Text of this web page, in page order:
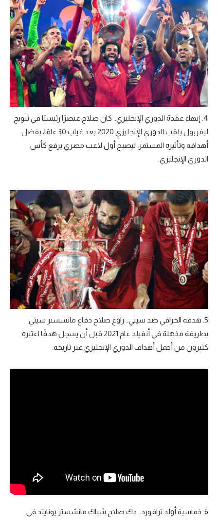
4. إنهاء عقدة الدوري الإنجليزي.. كان صلاح عنصرًا رئيسيًا في تتويج
ليفربول بلقب الدوري الإنجليزي 2020 بعد غياب 30 عامًا، بفضل
أهدافه وتأثيره المستمر، ليصبح أول لاعب مصري يرفع كأس
الدوري الإنجليزي.
5. هدفه الخرافي ضد سيتي.. راوغ صلاح دفاع مانشستر سيتي
بطريقة مذهلة في أنفيلد عام 2021 قبل أن يسجل هدفًا اعتبره
كثيرون من أجمل أهداف الدوري الإنجليزي عبر تاريخه.
6. خماسية أولد ترافورد.. دك صلاح شباك مانشستر يونايتد في